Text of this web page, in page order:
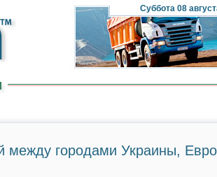
Суббота08
между городами Украины,